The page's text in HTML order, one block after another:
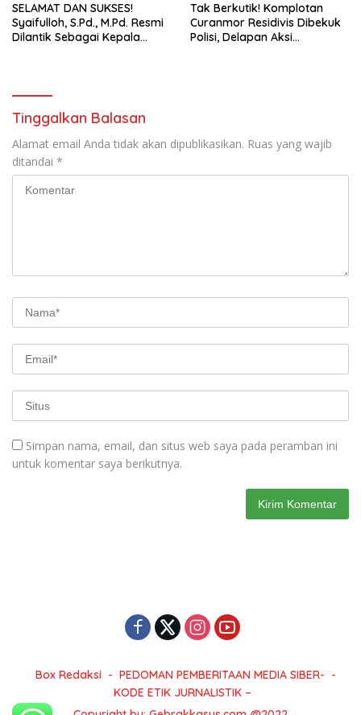
SELAMAT DAN SUKSES!
Syaifulloh, S.Pd., M.Pd. Resmi
Dilantik Sebagai Kepala
Tak Berkutik! Komplotan
Curanmor Residivis Dibekuk
Polisi, Delapan Aksi
Tinggalkan Balasan
Alamat email Anda tidak akan dipublikasikan. Ruas yang wajib
ditandai *
Simpan nama, email, dan situs web saya pada peramban ini
untuk komentar saya berikutnya.
Box Redaksi
PEDOMAN PEMBERITAAN MEDIA SIBER-
KODE ETIK JURNALISTIK –